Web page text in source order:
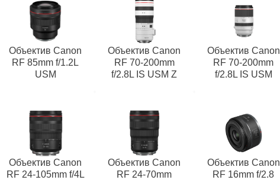
Объектив Canon
RF 85mm f/1.2L
USM
Объектив Canon
RF 70‑200mm
f/2.8L IS USM Z
Объектив Canon
RF 70‑200mm
f/2.8L IS USM
Объектив Canon
RF 24‑105mm f/4L
Объектив Canon
RF 24‑70mm
Объектив Canon
RF 16mm f/2.8